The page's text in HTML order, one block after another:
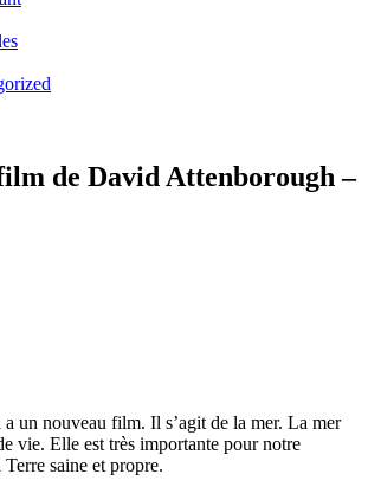
de David Attenborough –
un nouveau film. Il s’agit de la mer. La mer
vie. Elle est très importante pour notre
saine et propre.